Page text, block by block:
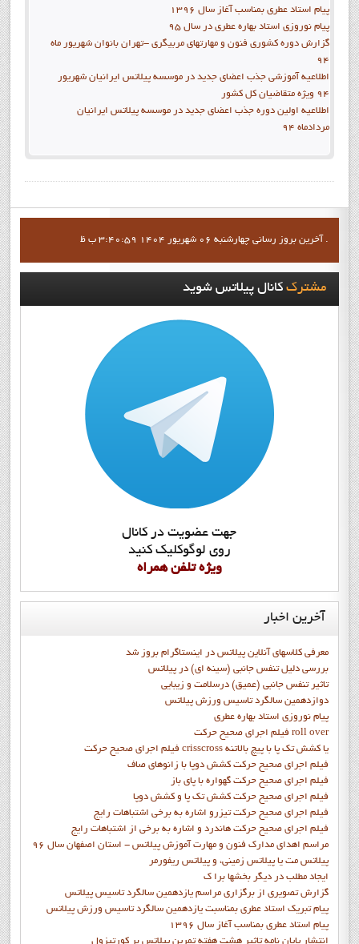
پيام استاد عطري بمناسب آغاز سال 1396
پيام نوروزي استاد بهاره عطري در سال 95
گزارش دوره کشوري فنون و مهارتهاي مربيگري -تهران بانوان شهريور ماه
94
اطلاعيه آموزشي جذب اعضاي جديد در موسسه پيلاتس ايرانيان شهريور
94 ويژه متقاضيان کل کشور
اطلاعيه اولين دوره جذب اعضاي جديد در موسسه پيلاتس ايرانيان
مردادماه 94
آخرين بروز رساني چهارشنبه 06 شهریور 1404 3:40:59 ب ظ .
مشترککانال پيلاتس شويد
جهت عضويت در کانال
روي لوگوکليک کنيد
ويژه تلفن همراه
آخرین اخبار
معرفی کلاسهای آنلاین پیلاتس در اینستاگرام بروز شد
بررسی دلیل تنفس جانبی (سینه ای) در پیلاتس
تاثیر تنفس جانبی (عمیق) درسلامت و زیبایی
دوازدهمين سالگرد تاسيس ورزش پيلاتس
پيام نوروزي استاد بهاره عطري
فيلم اجراي صحيح حرکت roll over
فيلم اجراي صحيح حركت crisscross يا كشش تك پا با پيچ بالاتنه
فيلم اجراي صحيح حرکت كشش دوپا با زانوهاي صاف
فيلم اجراي صحيح حرکت گهواره با پاي باز
فيلم اجراي صحيح حرکت کشش تک پا و کشش دوپا
فيلم اجراي صحيح حرکت تيزرو اشاره به برخي اشتباهات رايج
فيلم اجراي صحيح حرکت هاندرد و اشاره به برخي از اشتباهات رايج
مراسم اهدای مدارک فنون و مهارت آموزش پیلاتس - استان اصفهان سال 96
پیلاتس مت یا پیلاتس زمینی، و پیلاتس ریفورمر
ايجاد مطلب در ديگر بخشها برا ک
گزارش تصويري از برگزاري مراسم يازدهمين سالگرد تاسيس پيلاتس
پيام تبريک استاد عطري بمناسبت يازدهمين سالگرد تاسيس ورزش پيلاتس
پيام استاد عطري بمناسب آغاز سال 1396
انتشار پايان نامه تاثیر هشت هفته تمرین پیلاتس بر کورتیزول